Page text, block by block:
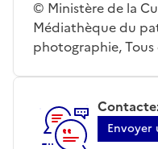
© Ministère de la
Médiathèque du
photographie, Tous
Envoyer